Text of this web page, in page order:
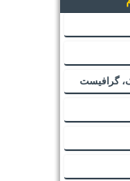
گرافیست